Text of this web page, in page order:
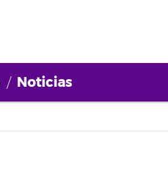
Noticias